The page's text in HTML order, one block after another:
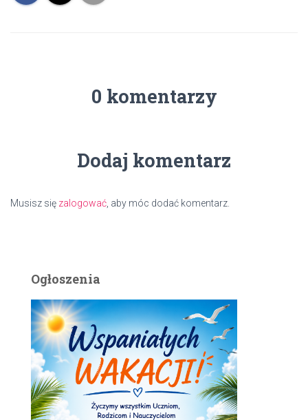
0 komentarzy
Dodaj komentarz
Musisz się zalogować , aby móc dodać komentarz.
Ogłoszenia